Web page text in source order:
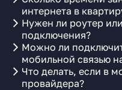
интернета в
Нужен ли роутер
подключения?
Можно ли
мобильной связью
Что делать, если в
провайдера?